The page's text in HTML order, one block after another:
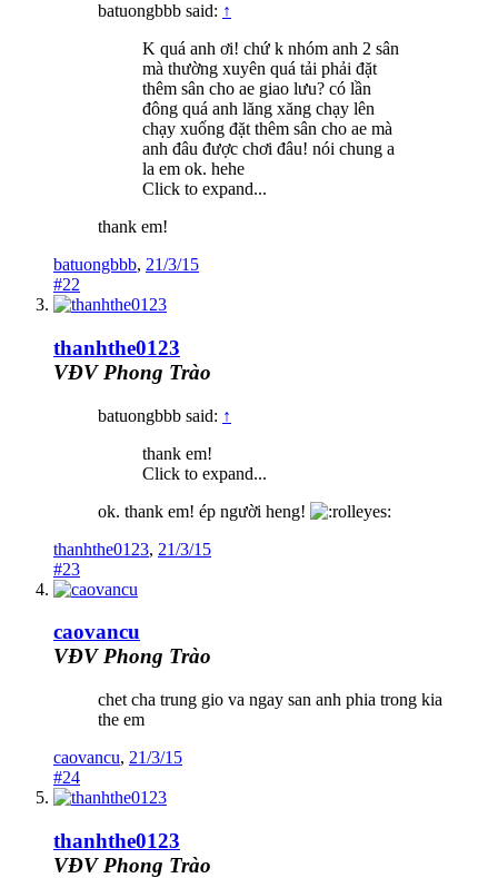
batuongbbb said: ↑
K quá anh ơi! chứ k nhóm anh 2 sân
mà thường xuyên quá tải phải đặt
thêm sân cho ae giao lưu? có lần
đông quá anh lăng xăng chạy lên
chạy xuống đặt thêm sân cho ae mà
anh đâu được chơi đâu! nói chung a
la em ok. hehe
Click to expand...
thank em!
batuongbbb, 21/3/15
#22
thanhthe0123
VĐV Phong Trào
batuongbbb said: ↑
thank em!
Click to expand...
ok. thank em! ép người heng!
thanhthe0123, 21/3/15
#23
caovancu
VĐV Phong Trào
chet cha trung gio va ngay san anh phia trong kia
the em
caovancu, 21/3/15
#24
thanhthe0123
VĐV Phong Trào